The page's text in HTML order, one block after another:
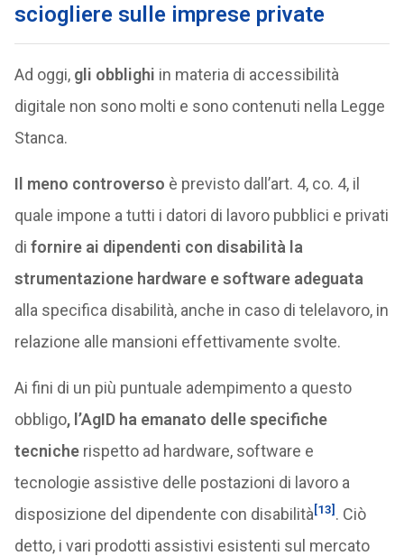
sciogliere sulle imprese private
Ad oggi, gli obblighi in materia di accessibilità
digitale non sono molti e sono contenuti nella Legge
Stanca.
Il meno controverso è previsto dall’art. 4, co. 4, il
quale impone a tutti i datori di lavoro pubblici e privati
di fornire ai dipendenti con disabilità la
strumentazione hardware e software adeguata
alla specifica disabilità, anche in caso di telelavoro, in
relazione alle mansioni effettivamente svolte.
Ai fini di un più puntuale adempimento a questo
obbligo, l’AgID ha emanato delle specifiche
tecniche rispetto ad hardware, software e
tecnologie assistive delle postazioni di lavoro a
disposizione del dipendente con disabilità[13] . Ciò
detto, i vari prodotti assistivi esistenti sul mercato